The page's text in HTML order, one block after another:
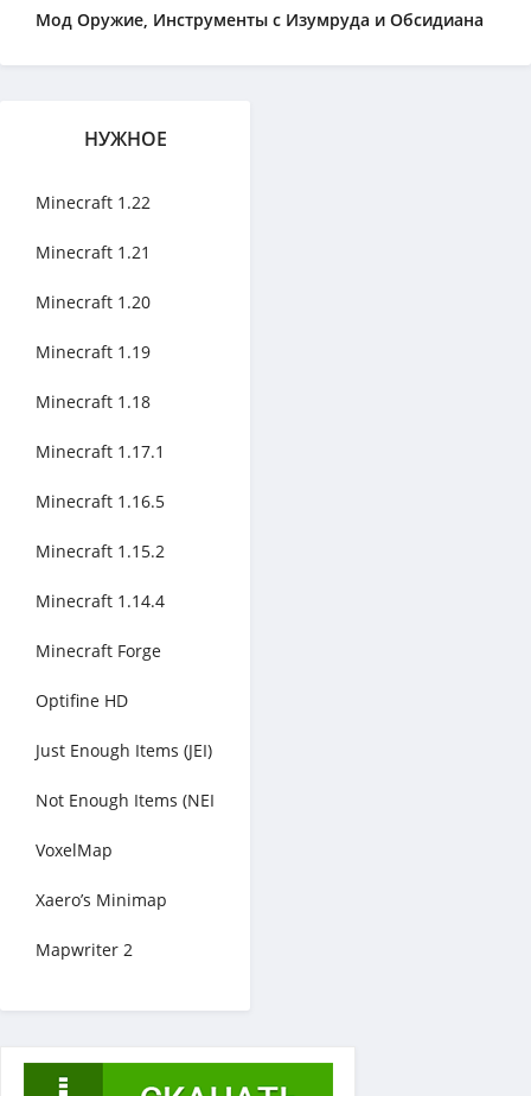
Мод Оружие, Инструменты с Изумруда и Обсидиана
НУЖНОЕ
Minecraft 1.22
Minecraft 1.21
Minecraft 1.20
Minecraft 1.19
Minecraft 1.18
Minecraft 1.17.1
Minecraft 1.16.5
Minecraft 1.15.2
Minecraft 1.14.4
Minecraft Forge
Optifine HD
Just Enough Items (JEI)
Not Enough Items (NEI
VoxelMap
Xaero’s Minimap
Mapwriter 2